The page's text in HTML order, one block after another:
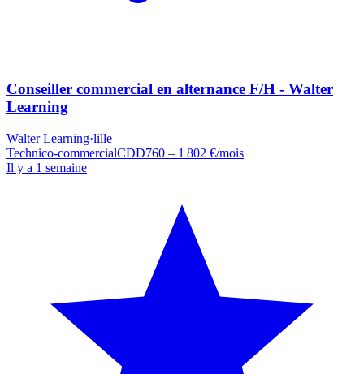
Conseiller commercial en alternance F/H - Walter
Learning
Walter Learning·lille
Technico-commercialCDD760 – 1 802 €/mois
Il y a 1 semaine